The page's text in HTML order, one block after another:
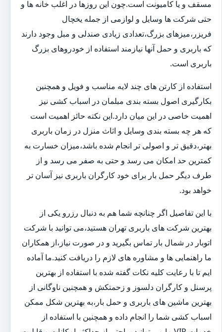
مسقف و یا کامیونت است.چون این روزها در اغلب خانه ها و
حتی شرکت ها وسایل و لوازمی از جمله یخچال
فریزر،میزهای بزرگ،تعدادی زیادی صندلی و مبل وجود دارند
که باربری و حمل آنها نیازمند استفاده از خودروهای بزرگ
باربری است.
استفاده از کارتن های چند لایه مناسب و فویل و همچنین
بکارگیری اصول بسته بندی مبلمان در اسباب کشی نیز
اهمیت خاصی در این میان دارد.این نکته حائز اهمیت است
که هر چه بسته بندی وسایل و اثاث منزل در زمان باربری
بهتر،دقیق تر و اصولی تر انجام شده باشد،میزان خسارت به
کمترین حد امکان می رسد و حتی به صفر می رسد و از
طرف دیگر حمل بار برای خود کارگران باربری نیز آسان تر
خواهد بود.
با این تفاصیل اگر چنانچه شما هم به دنبال رزرو یکی از
بهترین شرکت های باربری تهران هستید،می توانید با شرکت
اتوبار در شمال بار تماس بگیرید و در صورت نیاز،از همکاران
ما راهنمایی ها و مشاوره های لازم را دریافت کنید.ما آماده
ایم تا با رعایت کلیه نکات گفته شده با استفاده از بهترین
پرسنل و کارگران دلسوز و زحمتکش و همچنین ناوگانی از
بهترین ماشین های باربری و حمل بار،به بهترین شکل ممکن
اسباب کشی شما را انجام داده و همچنین با استفاده از